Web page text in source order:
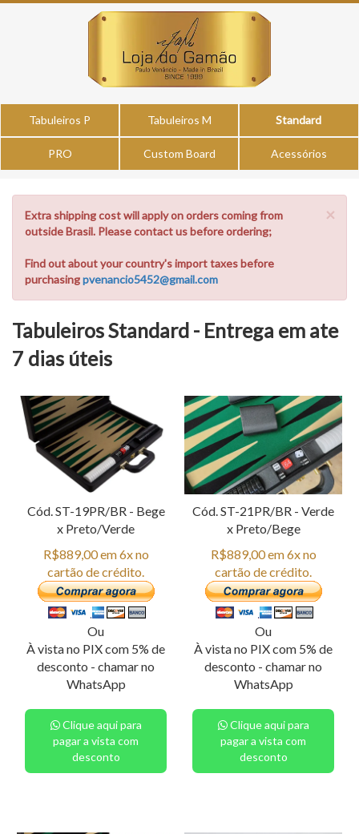
Tabuleiros P Tabuleiros M Standard
PRO Custom Board Acessórios
×
Extra shipping cost will apply on orders coming from
outside Brasil. Please contact us before ordering;
Find out about your country's import taxes before
purchasingpvenancio5452@gmail.com
Tabuleiros Standard - Entrega em ate
7 dias úteis
Cód. ST-19PR/BR - Bege
x Preto/Verde
R$889,00 em 6x no
cartão de crédito.
Ou
À vista no PIX com 5% de
desconto - chamar no
WhatsApp
Clique aqui para
pagar a vista com
desconto
Cód. ST-21PR/BR - Verde
x Preto/Bege
R$889,00 em 6x no
cartão de crédito.
Ou
À vista no PIX com 5% de
desconto - chamar no
WhatsApp
Clique aqui para
pagar a vista com
desconto